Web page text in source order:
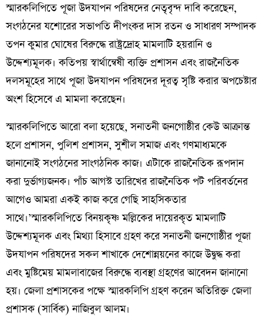
স্মারকলিপিতে পূজা উদযাপন পরিষদের নেতৃবৃন্দ দাবি করেছেন,
সংগঠনের যশোরের সভাপতি দীপংকর দাস রতন ও সাধারণ সম্পাদক
তপন কুমার ঘোষের বিরুদ্ধে রাষ্ট্রদ্রোহ মামলাটি হয়রানি ও
উদ্দেশ্যমূলক। কতিপয় স্বার্থান্বেষী ব্যক্তি প্রশাসন এবং রাজনৈতিক
দলসমূহের সাথে পূজা উদযাপন পরিষদের দূরত্ব সৃষ্টি করার অপচেষ্টার
অংশ হিসেবে এ মামলা করেছেন।
স্মারকলিপিতে আরো বলা হয়েছে, সনাতনী জনগোষ্ঠীর কেউ আক্রান্ত
হলে প্রশাসন, পুলিশ প্রশাসন,সুশীল সমাজ এবং গণমাধ্যমকে
জানানোই সংগঠনের সাংগঠনিক কাজ। এটাকে রাজনৈতিক রূপদান
করা দুর্ভাগ্যজনক। পাঁচ আগস্ট তারিখের রাজনৈতিক পট পরিবর্তনের
আগেও আমরা একই কাজ করে গেছি সাহসিকতার
সাথে।’স্মারকলিপিতে বিনয়কৃষ্ণ মল্লিকের দায়েরকৃত মামলাটি
উদ্দেশ্যমূলক এবং মিথ্যা হিসাবে গ্রহণ করে সনাতনী জনগোষ্ঠীর পূজা
উদযাপন পরিষদের সকল শাখাকে দেশোন্নয়নের কাজে উদ্বুদ্ধ করা
এবং মুষ্টিমেয় মামলাবাজের বিরুদ্ধে ব্যবস্থা গ্রহণের আবেদন জানানো
হয়। জেলা প্রশাসকের পক্ষে স্মারকলিপি গ্রহণ করেন অতিরিক্ত জেলা
প্রশাসক(সার্বিক)নাজিবুল আলম।